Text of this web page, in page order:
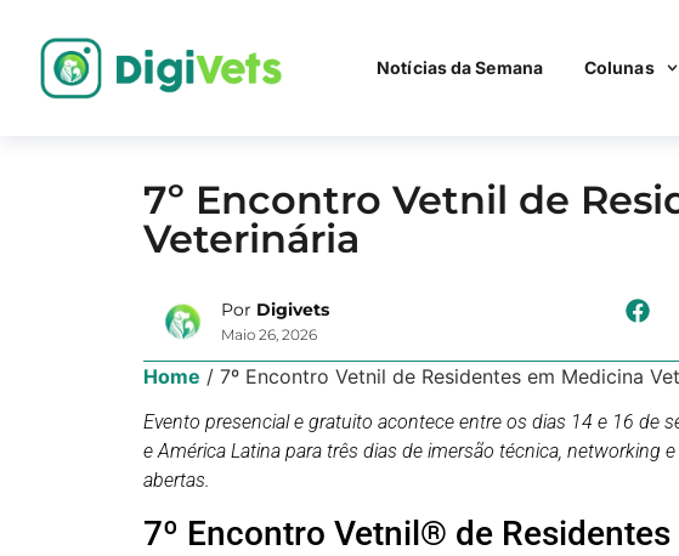
Notícias da Semana Colunas
7º Encontro Vetnil de
Veterinária
Por Digivets
Maio 26, 2026
Home / 7º Encontro Vetnil de Residentes em Medicina
Evento presencial e gratuito acontece entre os dias 14 e 16 de
e América Latina para três dias de imersão técnica, networking
abertas.
7º Encontro Vetnil® de